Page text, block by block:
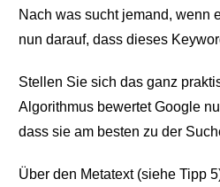
Nach was sucht jemand, wenn
nun darauf, dass dieses
Stellen Sie sich das ganz
Algorithmus bewertet Google
dass sie am besten zu der
Über den Metatext (siehe Tipp